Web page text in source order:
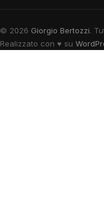
© 2026 Giorgio Bertozzi.
Realizzato con ♥ su